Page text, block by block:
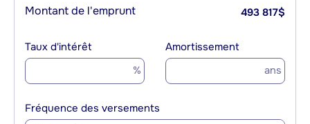
Montant de l'emprunt 493 817$
Taux d'intérêt
%
Amortissement
ans
Fréquence des versements